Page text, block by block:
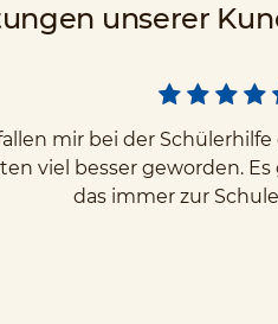
unserer
mir bei der
viel besser geworden.
das immer zur